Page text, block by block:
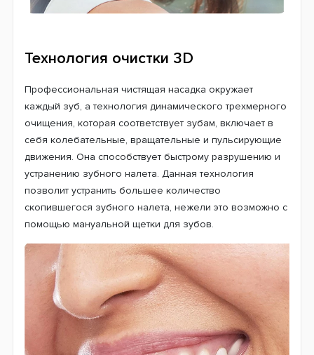
способствует разрушению зубного налета, чтобы
также встроен таймер. Он находится в рукоятке. С
помощью таймера Вам будет легче соблюдать
рекомендованное докторами-стоматологами время
чистки.